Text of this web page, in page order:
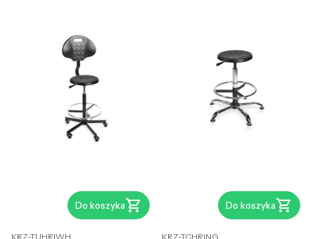
Do koszyka
KRZ-TUHRIWH
Do koszyka
KRZ-TCHRING